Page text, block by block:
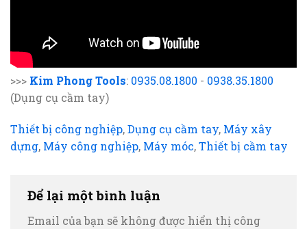
>>> Kim Phong Tools: 0935.08.1800 - 0938.35.1800
(Dụng cụ cầm tay)
Thiết bị công nghiệp,Dụng cụ cầm tay, Máy xây
dựng, Máy công nghiệp, Máy móc,Thiết bị cầm tay
Để lại một bình luận
Email của bạn sẽ không được hiển thị công